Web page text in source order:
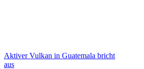
Aktiver Vulkan in Guatemala bricht
aus